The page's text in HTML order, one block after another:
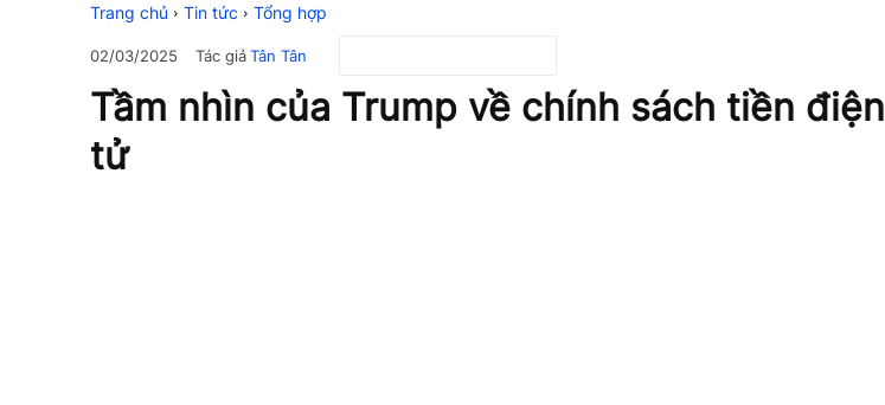
Trang chủ Tin tức Tổng hợp
02/03/2025 Tác giảTân Tân
Tầm nhìn của Trump về chính sách tiền điện
tử